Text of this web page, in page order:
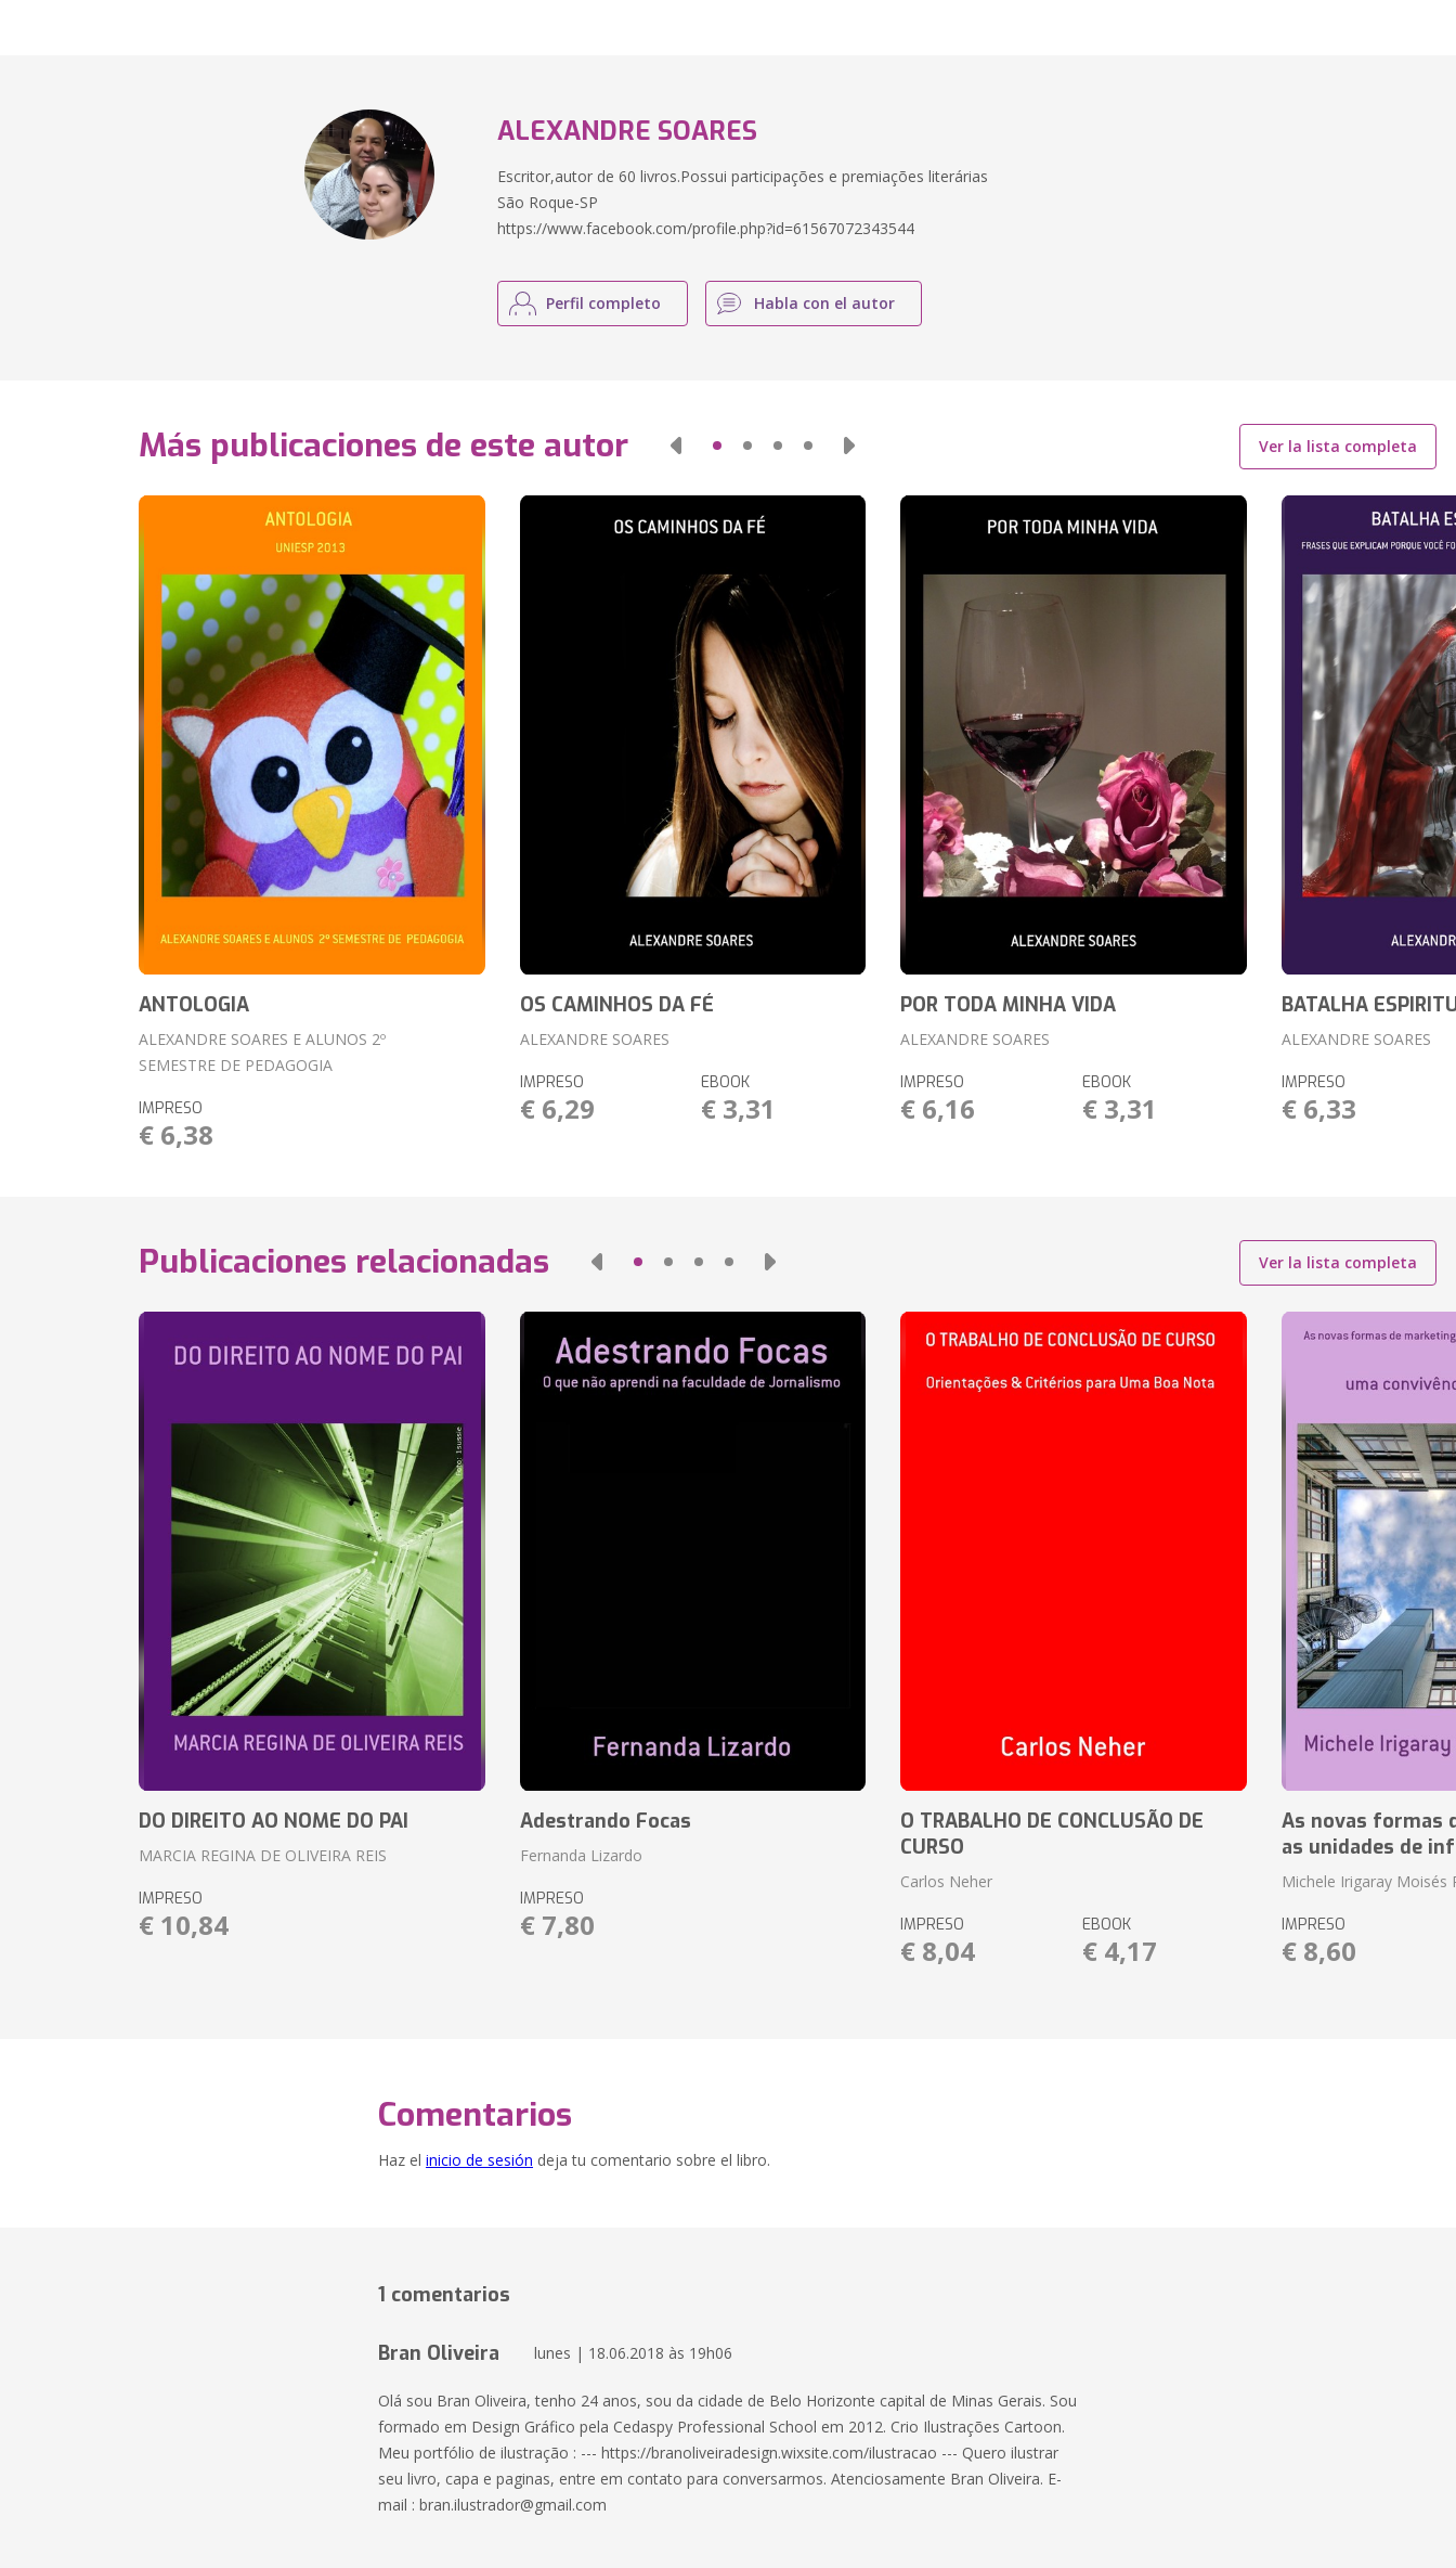
ALEXANDRE SOARES
Escritor,autor de 60 livros.Possui participações e premiações literárias
São Roque-SP
https://www.facebook.com/profile.php?id=61567072343544
Perfil completo Habla con el autor
Más publicaciones de este autor Ver la lista completa
ANTOLOGIA
ALEXANDRE SOARES E ALUNOS 2º
SEMESTRE DE PEDAGOGIA
IMPRESO
€ 6,38
OS CAMINHOS DA FÉ
ALEXANDRE SOARES
IMPRESO
€ 6,29
EBOOK
€ 3,31
POR TODA MINHA VIDA
ALEXANDRE SOARES
IMPRESO
€ 6,16
EBOOK
€ 3,31
BATALHA
ALEXANDRE SOARES
IMPRESO
€ 6,33
Publicaciones relacionadas Ver la lista completa
DO DIREITO AO NOME DO PAI
MARCIA REGINA DE OLIVEIRA REIS
IMPRESO
€ 10,84
Adestrando Focas
Fernanda Lizardo
IMPRESO
€ 7,80
O TRABALHO DE CONCLUSÃO DE
CURSO
Carlos Neher
IMPRESO
€ 8,04
EBOOK
€ 4,17
As novas formas
as unidades de
Michele Irigaray Moisés
IMPRESO
€ 8,60
Comentarios
Haz el inicio de sesión deja tu comentario sobre el libro.
1 comentarios
Bran Oliveira lunes | 18.06.2018 às 19h06
Olá sou Bran Oliveira, tenho 24 anos, sou da cidade de Belo Horizonte capital de Minas Gerais. Sou
formado em Design Gráfico pela Cedaspy Professional School em 2012. Crio Ilustrações Cartoon.
Meu portfólio de ilustração : --- https://branoliveiradesign.wixsite.com/ilustracao --- Quero ilustrar
seu livro, capa e paginas, entre em contato para conversarmos. Atenciosamente Bran Oliveira. E-
mail : bran.ilustrador@gmail.com